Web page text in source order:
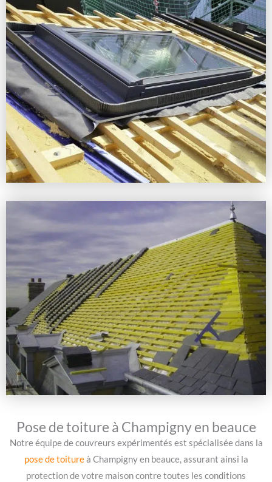
Pose de toiture à Champigny en beauce
Notre équipe de couvreurs expérimentés est spécialisée dans la
pose de toitureà Champigny en beauce, assurant ainsi la
protection de votre maison contre toutes les conditions